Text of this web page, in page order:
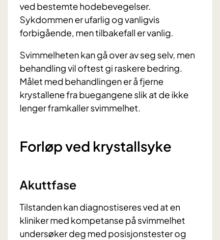
ved bestemte hodebevegelser.
Sykdommen er ufarlig og vanligvis
forbigående, men tilbakefall er vanlig.
Svimmelheten kan gå over av seg selv, men
behandling vil oftest gi raskere bedring.
Målet med behandlingen er å fjerne
krystallene fra buegangene slik at de ikke
lenger framkaller svimmelhet.
Forløp ved krystallsyke
Akuttfase
Tilstanden kan diagnostiseres ved at en
kliniker med kompetanse på svimmelhet
undersøker deg med posisjonstester og